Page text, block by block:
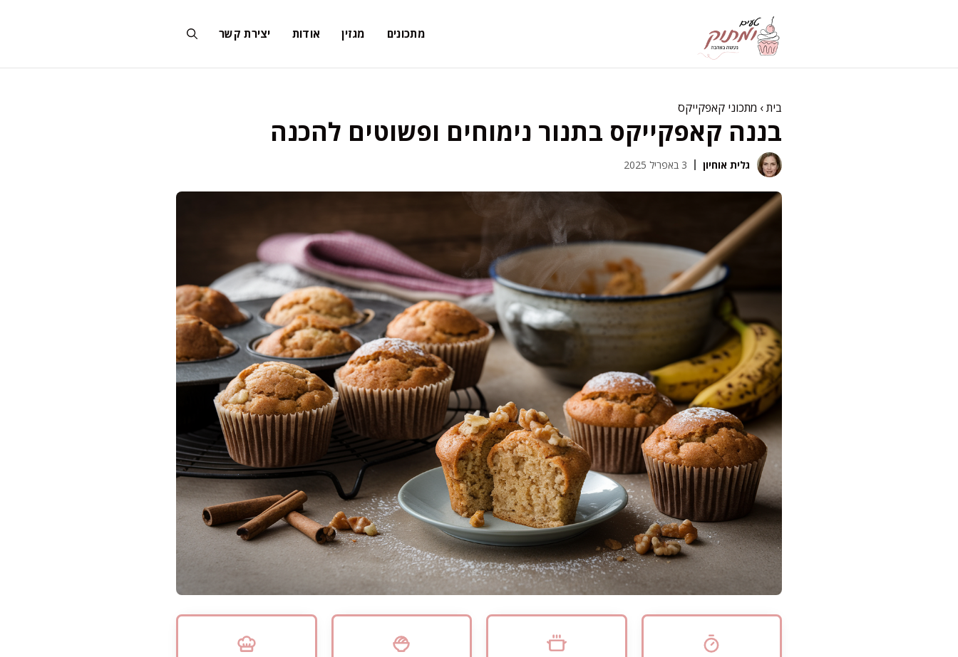
מתכונים מגזין אודות יצירת קשר
בית› מתכוני קאפקייקס
בננה קאפקייקס בתנור נימוחים ופשוטים להכנה
גלית אוחיון 3 באפריל 2025